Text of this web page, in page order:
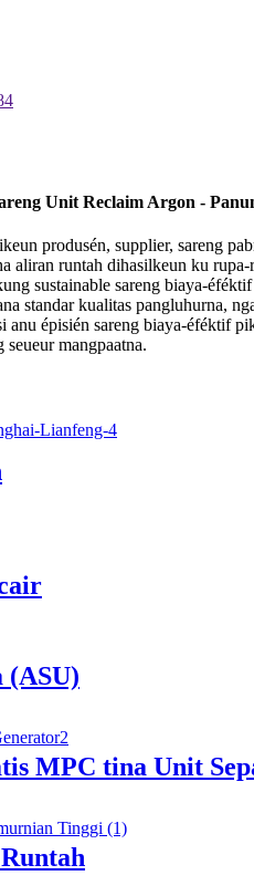
Unit Reclaim Argon -
produsén, supplier, sareng
aliran runtah dihasilkeun ku
sustainable sareng biaya-
standar kualitas pangluhurna,
anu épisién sareng biaya-éféktif
mangpaatna.
(ASU)
MPC tina Unit